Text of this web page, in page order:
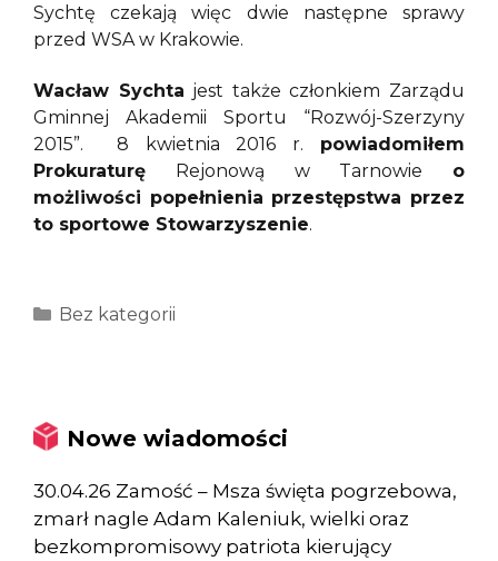
Sychtę czekają więc dwie następne sprawy
przed WSA w Krakowie.
Wacław Sychta jest także członkiem Zarządu
Gminnej Akademii Sportu “Rozwój-Szerzyny
2015”. 8 kwietnia 2016 r. powiadomiłem
Prokuraturę Rejonową w Tarnowie o
możliwości popełnienia przestępstwa przez
to sportowe Stowarzyszenie.
Kategorie
Bez kategorii
Nowe wiadomości
30.04.26 Zamość – Msza święta pogrzebowa,
zmarł nagle Adam Kaleniuk, wielki oraz
bezkompromisowy patriota kierujący